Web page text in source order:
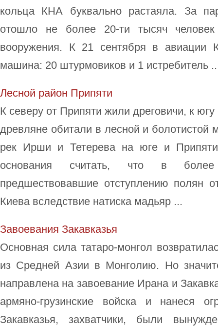
кольца КНА буквально растаяла. За
отошло не более 20-ти тысяч
вооружения. К 21 сентября в авиации
машина: 20 штурмовиков и 1 истребитель
Лесной район Припяти
К северу от Припяти жили дреговичи, к
древляне обитали в лесной и болотистой
рек Ирши и Тетерева на юге и
основания считать, что в более
предшествовавшие отступлению полян
Киева вследствие натиска мадьяр ...
Завоевания Закавказья
Основная сила татаро-монгол
из Средней Азии в Монголию. Но
направлена на завоевание Ирана и
армяно-грузинские войска и нанеся
Закавказья, захватчики, были